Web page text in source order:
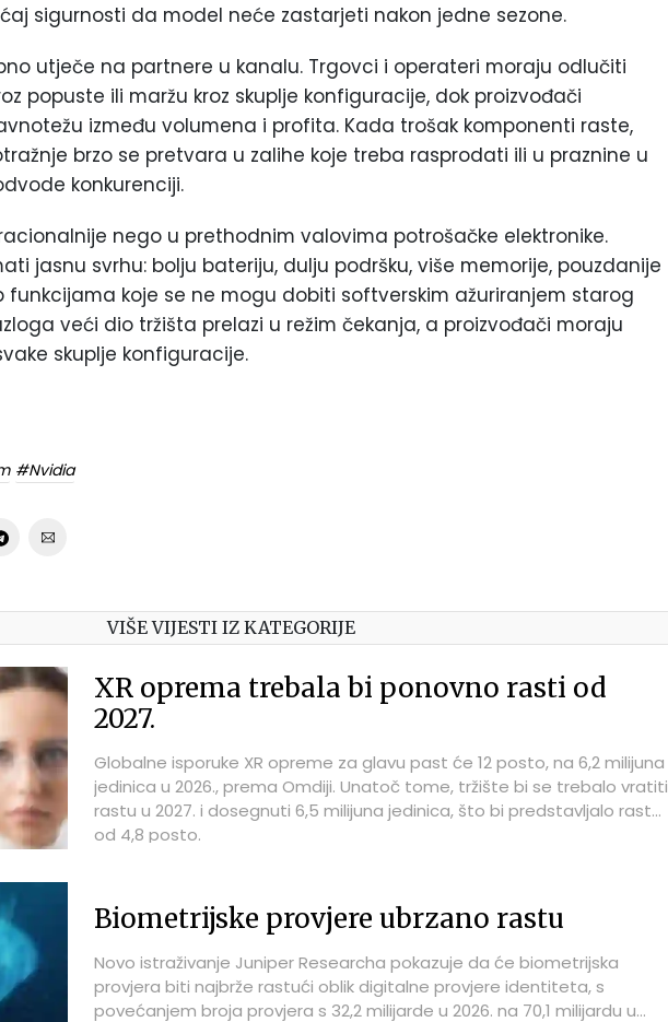
sigurnosti da model neće zastarjeti nakon jedne sezone.
utječe na partnere u kanalu. Trgovci i operateri moraju odlučiti
popuste ili maržu kroz skuplje konfiguracije, dok proizvođači
između volumena i profita. Kada trošak komponenti raste,
brzo se pretvara u zalihe koje treba rasprodati ili u praznine u
konkurenciji.
nego u prethodnim valovima potrošačke elektronike.
jasnu svrhu: bolju bateriju, dulju podršku, više memorije, pouzdanije
funkcijama koje se ne mogu dobiti softverskim ažuriranjem starog
veći dio tržišta prelazi u režim čekanja, a proizvođači moraju
skuplje konfiguracije.
#Nvidia
VIŠE VIJESTI IZ KATEGORIJE
XR oprema trebala bi ponovno rasti od
2027.
Globalne isporuke XR opreme za glavu past će 12 posto, na 6,2 milijuna
jedinica u 2026., prema Omdiji. Unatoč tome, tržište bi se trebalo vratiti
rastu u 2027. i dosegnuti 6,5 milijuna jedinica, što bi predstavljalo rast
od 4,8 posto.
Biometrijske provjere ubrzano rastu
Novo istraživanje Juniper Researcha pokazuje da će biometrijska
provjera biti najbrže rastući oblik digitalne provjere identiteta, s
povećanjem broja provjera s 32,2 milijarde u 2026. na 70,1 milijardu u